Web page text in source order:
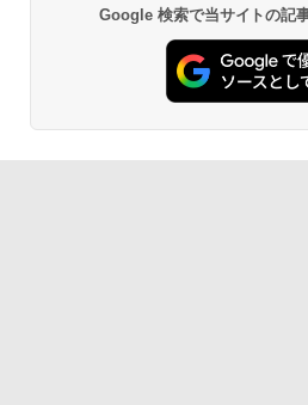
Google 検索で当サイトの記